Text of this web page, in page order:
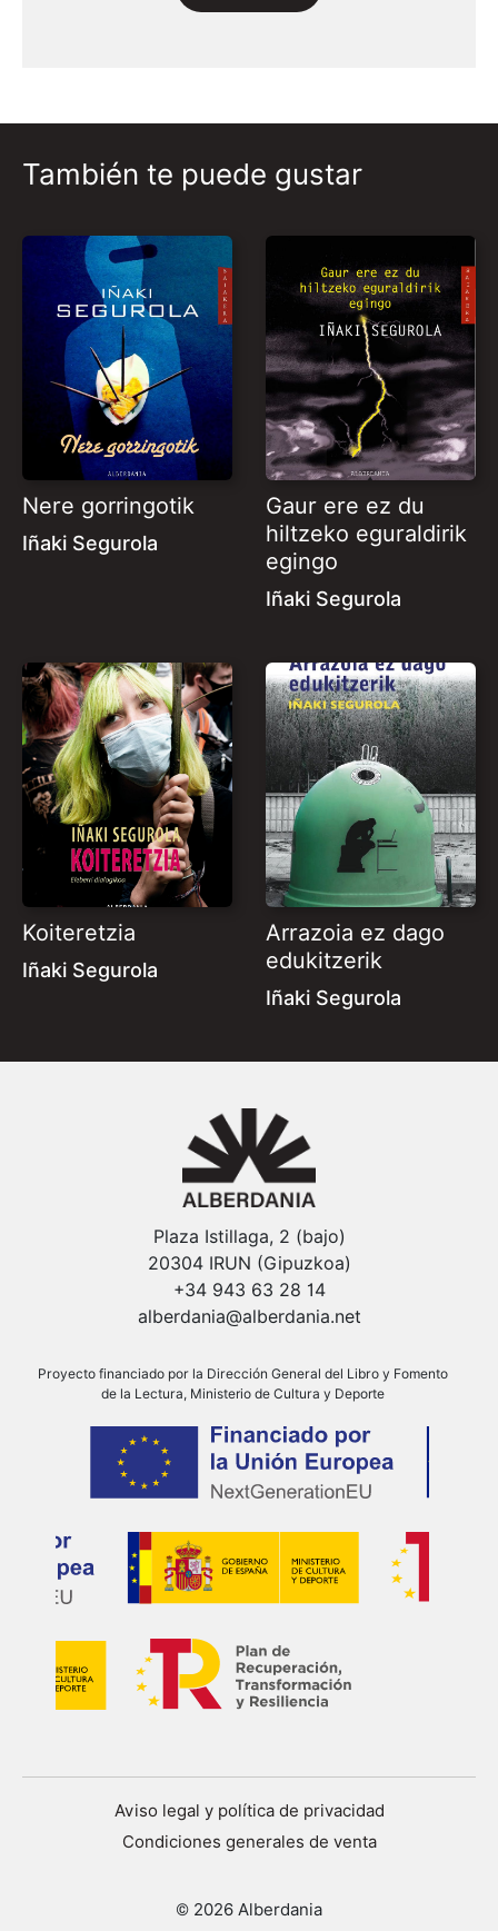
También te puede gustar
Nere gorringotik
Iñaki Segurola
Gaur ere ez du
hiltzeko eguraldirik
egingo
Iñaki Segurola
Koiteretzia
Iñaki Segurola
Arrazoia ez dago
edukitzerik
Iñaki Segurola
Plaza Istillaga, 2 (bajo)
20304 IRUN (Gipuzkoa)
+34 943 63 28 14
alberdania@alberdania.net
Proyecto financiado por la Dirección General del Libro y Fomento
de la Lectura, Ministerio de Cultura y Deporte
© 2026 Alberdania
Aviso legal y política de privacidad
Condiciones generales de venta